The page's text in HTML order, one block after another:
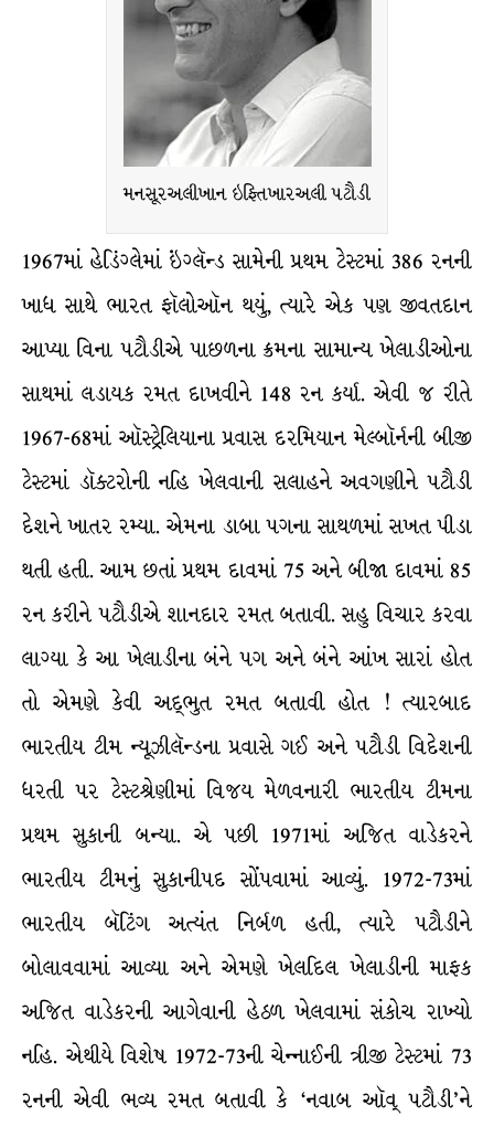
મનસૂરઅલીખાન ઇફ્તિખારઅલી પટૌડી
1967માં હેડિંગ્લેમાં ઇંગ્લૅન્ડ સામેની પ્રથમ ટેસ્ટમાં 386 રનની
ખાધ સાથે ભારત ફૉલોઑન થયું, ત્યારે એક પણ જીવતદાન
આપ્યા વિના પટૌડીએ પાછળના ક્રમના સામાન્ય ખેલાડીઓના
સાથમાં લડાયક રમત દાખવીને 148 રન કર્યા. એવી જ રીતે
1967-68માં ઑસ્ટ્રેલિયાના પ્રવાસ દરમિયાન મેલ્બૉર્નની બીજી
ટેસ્ટમાં ડૉક્ટરોની નહિ ખેલવાની સલાહને અવગણીને પટૌડી
દેશને ખાતર રમ્યા. એમના ડાબા પગના સાથળમાં સખત પીડા
થતી હતી. આમ છતાં પ્રથમ દાવમાં 75 અને બીજા દાવમાં 85
રન કરીને પટૌડીએ શાનદાર રમત બતાવી. સહુ વિચાર કરવા
લાગ્યા કે આ ખેલાડીના બંને પગ અને બંને આંખ સારાં હોત
તો એમણે કેવી અદ્ભુત રમત બતાવી હોત ! ત્યારબાદ
ભારતીય ટીમ ન્યૂઝીલૅન્ડના પ્રવાસે ગઈ અને પટૌડી વિદેશની
ધરતી પર ટેસ્ટશ્રેણીમાં વિજય મેળવનારી ભારતીય ટીમના
પ્રથમ સુકાની બન્યા. એ પછી 1971માં અજિત વાડેકરને
ભારતીય ટીમનું સુકાનીપદ સોંપવામાં આવ્યું. 1972-73માં
ભારતીય બૅટિંગ અત્યંત નિર્બળ હતી, ત્યારે પટૌડીને
બોલાવવામાં આવ્યા અને એમણે ખેલદિલ ખેલાડીની માફક
અજિત વાડેકરની આગેવાની હેઠળ ખેલવામાં સંકોચ રાખ્યો
નહિ. એથીયે વિશેષ 1972-73ની ચેન્નાઈની ત્રીજી ટેસ્ટમાં 73
રનની એવી ભવ્ય રમત બતાવી કે ‘નવાબ ઑવ્ પટૌડી’ને